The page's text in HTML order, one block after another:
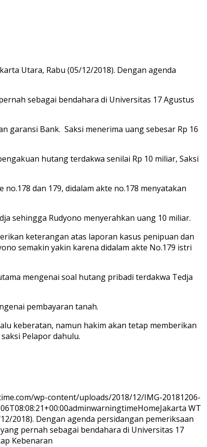
Utara, Rabu (05/12/2018). Dengan agenda
sebagai bendahara di Universitas 17 Agustus
garansi Bank. Saksi menerima uang sebesar Rp 16
hutang terdakwa senilai Rp 10 miliar, Saksi
dan 179, didalam akte no.178 menyatakan
sehingga Rudyono menyerahkan uang 10 miliar.
keterangan atas laporan kasus penipuan dan
semakin yakin karena didalam akte No.179 istri
mengenai soal hutang pribadi terdakwa Tedja
pembayaran tanah.
keberatan, namun hakim akan tetap memberikan
Pelapor dahulu.
wp-content/uploads/2018/12/IMG-20181206-
adminwarningtimeHomeJakarta WT
2018). Dengan agenda persidangan pemeriksaan
pernah sebagai bendahara di Universitas 17